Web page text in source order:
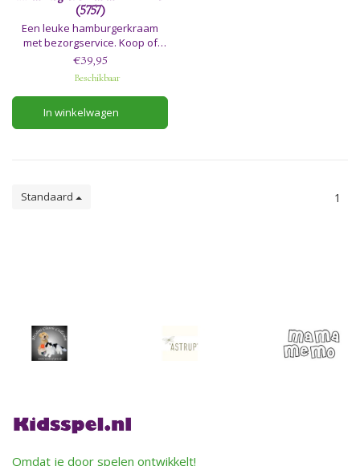
(5757)
Een leuke hamburgerkraam
met bezorgservice. Koop of
bestel de heerlijkste
hamburgers en geniet ervan.
€39,95
Beschikbaar
In winkelwagen
Standaard 1
Omdat je door spelen ontwikkelt!